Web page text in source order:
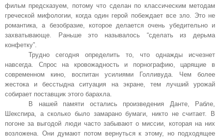
фильм предсказуем, потому что сделан по классическим методам
греческой мифологии, когда один герой побеждает все зло. Это не
романтика, а безобразие, которое делается очень убедительно и
захватывающе. Раньше это называлось “сделать из дерьма
конфетку”.
Трудно сегодня определить то, что однажды исчезнет
навсегда. Спрос на кровожадность и порнографию, царящие в
современном кино, воспитан усилиями Голливуда. Чем более
жестока и бесстыдна ситуация на экране, тем лучший урожай
собирает поставщик этого барахла.
В нашей памяти остались произведения Данте, Рабле,
Шекспира, а сколько было замарано бумаги, никто не считает. В
погоне за выгодой люди часто забывают о миссии, которая на них
возложена. Они думают потом вернуться к этому, но подходящее